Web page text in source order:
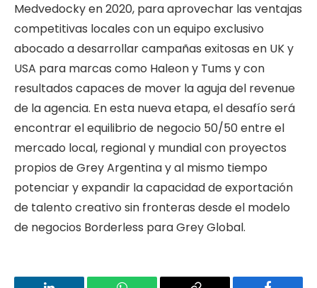
Medvedocky en 2020, para aprovechar las ventajas
competitivas locales con un equipo exclusivo
abocado a desarrollar campañas exitosas en UK y
USA para marcas como Haleon y Tums y con
resultados capaces de mover la aguja del revenue
de la agencia. En esta nueva etapa, el desafío será
encontrar el equilibrio de negocio 50/50 entre el
mercado local, regional y mundial con proyectos
propios de Grey Argentina y al mismo tiempo
potenciar y expandir la capacidad de exportación
de talento creativo sin fronteras desde el modelo
de negocios Borderless para Grey Global.